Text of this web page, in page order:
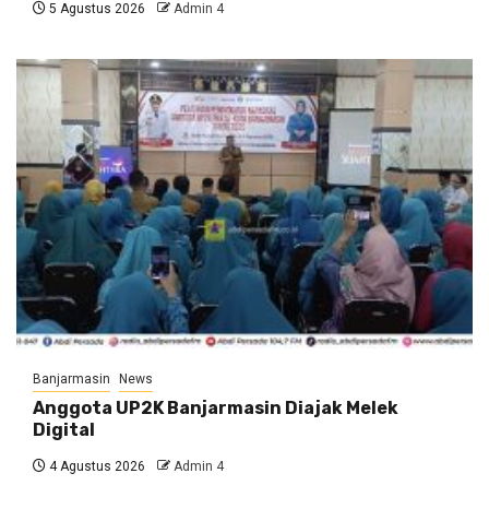
5 Agustus 2026 Admin 4
Banjarmasin News
Anggota UP2K Banjarmasin Diajak Melek
Digital
4 Agustus 2026 Admin 4